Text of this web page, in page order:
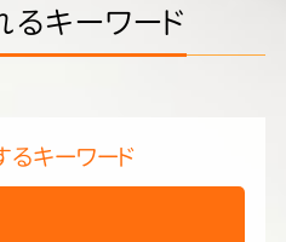
るキーワード
キーワード